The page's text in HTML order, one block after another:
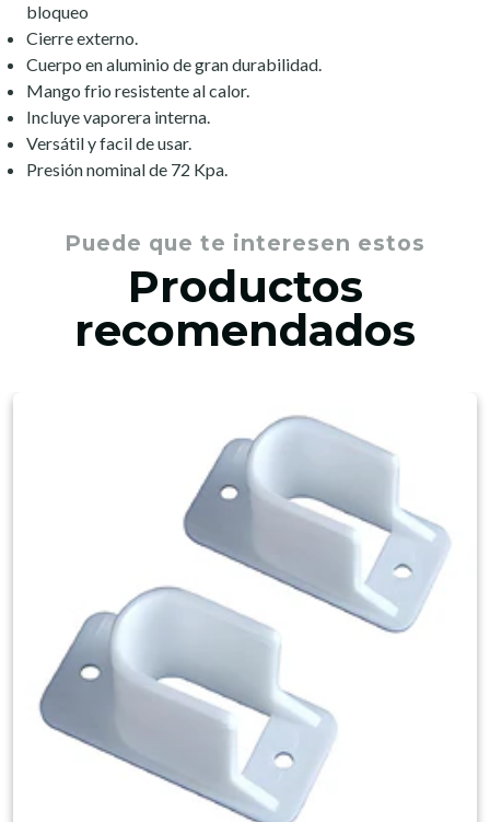
bloqueo
Cierre externo.
Cuerpo en aluminio de gran durabilidad.
Mango frio resistente al calor.
Incluye vaporera interna.
Versátil y facil de usar.
Presión nominal de 72 Kpa.
Puede que te interesen estos
Productos
recomendados